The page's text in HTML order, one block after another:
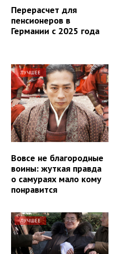
Перерасчет для
пенсионеров в
Германии с 2025 года
ЛУЧШЕЕ
Вовсе не благородные
воины: жуткая правда
о самураях мало кому
понравится
ЛУЧШЕЕ